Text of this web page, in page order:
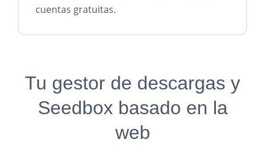
cuentas gratuitas.
Tu gestor de descargas y
Seedbox basado en la
web